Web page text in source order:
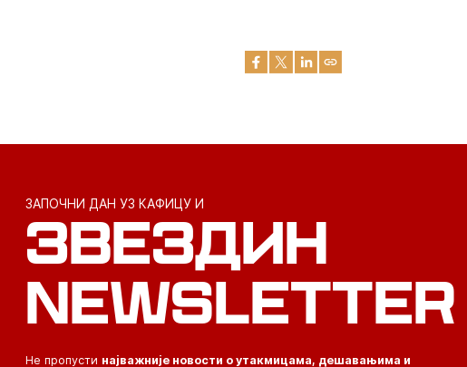
ЗАПОЧНИ ДАН УЗ КАФИЦУ И
ЗВЕЗДИН
NEWSLETTER
Не пропусти најважније новости о утакмицама, дешавањима и